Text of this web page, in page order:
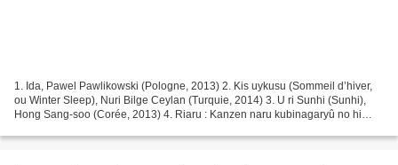
1. Ida, Pawel Pawlikowski (Pologne, 2013) 2. Kis uykusu (Sommeil d’hiver,
ou Winter Sleep), Nuri Bilge Ceylan (Turquie, 2014) 3. U ri Sunhi (Sunhi),
Hong Sang-soo (Corée, 2013) 4. Riaru : Kanzen naru kubinagaryû no hi